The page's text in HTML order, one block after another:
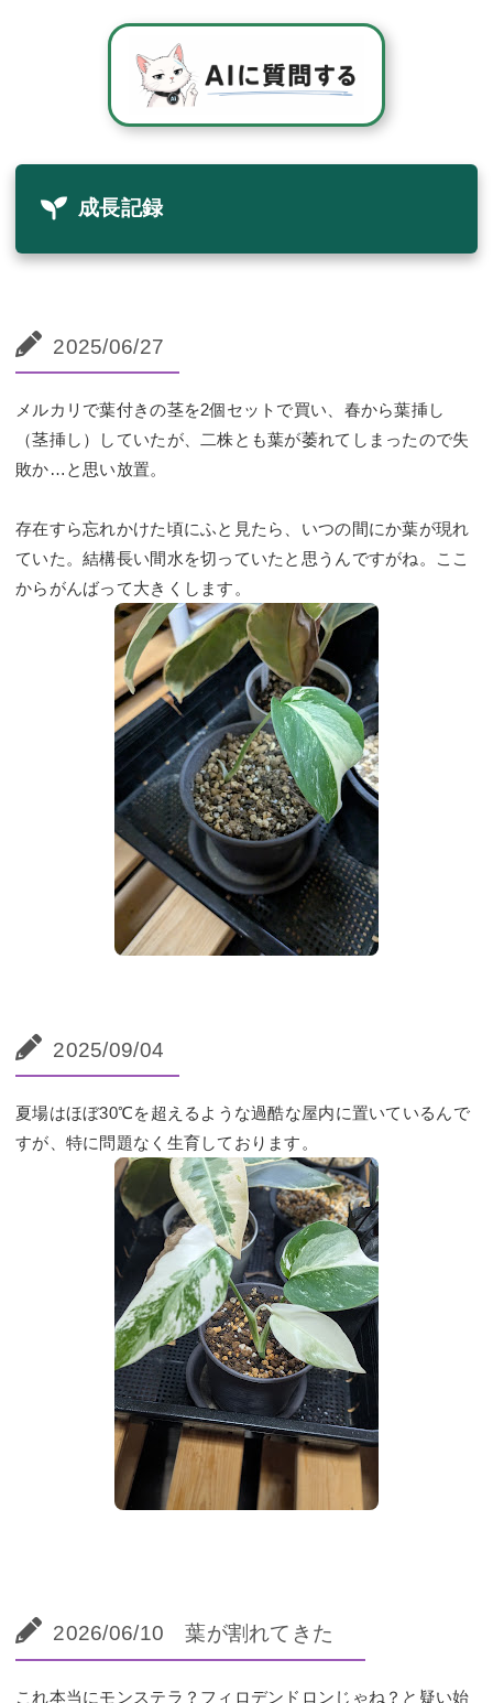
成長記録
2025/06/27
メルカリで葉付きの茎を2個セットで買い、春から葉挿し
（茎挿し）していたが、二株とも葉が萎れてしまったので失
敗か…と思い放置。
存在すら忘れかけた頃にふと見たら、いつの間にか葉が現れ
ていた。結構長い間水を切っていたと思うんですがね。ここ
からがんばって大きくします。
2025/09/04
夏場はほぼ30℃を超えるような過酷な屋内に置いているんで
すが、特に問題なく生育しております。
2026/06/10 葉が割れてきた
これ本当にモンステラ？フィロデンドロンじゃね？と疑い始